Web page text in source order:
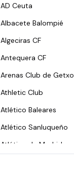
AD Ceuta
Albacete Balompié
Algeciras CF
Antequera CF
Arenas Club de Getxo
Athletic Club
Atlético Baleares
Atlético Sanluqueño
Atlético de Madrid